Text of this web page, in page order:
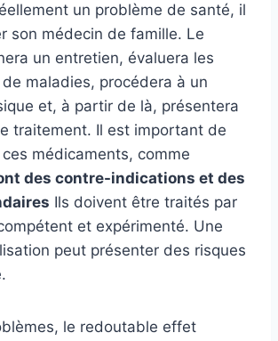
un problème de santé, il
son médecin de famille. Le
un entretien, évaluera les
maladies, procédera à un
et, à partir de là, présentera
traitement. Il est important de
médicaments, comme
des contre-indications et des
Ils doivent être traités par
et expérimenté. Une
peut présenter des risques
le redoutable effet